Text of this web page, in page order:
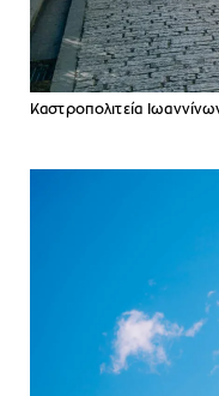
Καστροπολιτεία